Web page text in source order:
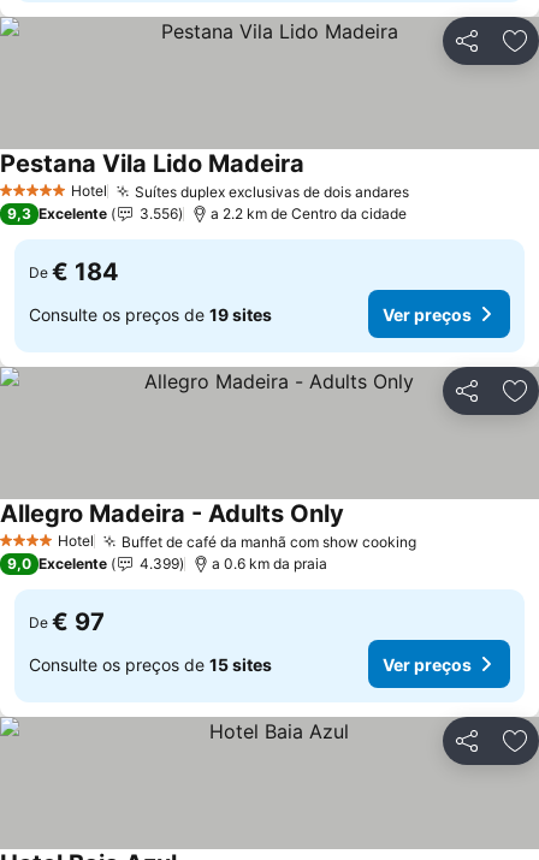
Partilhar
5 Estrelas Hotel Suítes duplex exclusivas de dois andaresVer preços
Pestana Vila Lido Madeira
9,3 Excelente 3.556 a 2.2 km de Centro da cidade
De € 184
Consulte os preços de 19 sites Ver preços
Partilhar
4 EstrelasHotel Buffet de café da manhã com show cookingVer preços
Allegro Madeira - Adults Only
9,0 Excelente 4.399 a 0.6 km da praia
De € 97
Consulte os preços de 15 sites Ver preços
Partilhar